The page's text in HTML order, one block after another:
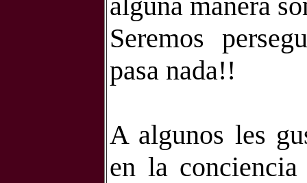
Seremos
pasa nada!!
A algunos les
en la